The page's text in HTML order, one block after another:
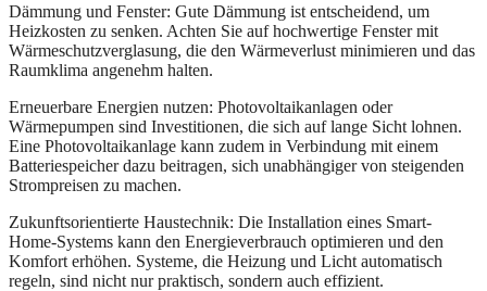
Dämmung und Fenster: Gute Dämmung ist entscheidend, um
Heizkosten zu senken. Achten Sie auf hochwertige Fenster mit
Wärmeschutzverglasung, die den Wärmeverlust minimieren und das
Raumklima angenehm halten.
Erneuerbare Energien nutzen: Photovoltaikanlagen oder
Wärmepumpen sind Investitionen, die sich auf lange Sicht lohnen.
Eine Photovoltaikanlage kann zudem in Verbindung mit einem
Batteriespeicher dazu beitragen, sich unabhängiger von steigenden
Strompreisen zu machen.
Zukunftsorientierte Haustechnik: Die Installation eines Smart-
Home-Systems kann den Energieverbrauch optimieren und den
Komfort erhöhen. Systeme, die Heizung und Licht automatisch
regeln, sind nicht nur praktisch, sondern auch effizient.